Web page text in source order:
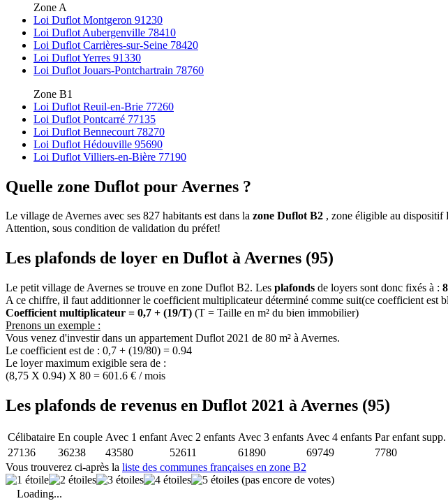
Zone A
Loi Duflot Montgeron 91230
Loi Duflot Aubergenville 78410
Loi Duflot Carrières-sur-Seine 78420
Loi Duflot Yerres 91330
Loi Duflot Jouars-Pontchartrain 78760
Zone B1
Loi Duflot Reuil-en-Brie 77260
Loi Duflot Pontcarré 77135
Loi Duflot Bennecourt 78270
Loi Duflot Hédouville 95690
Loi Duflot Villiers-en-Bière 77190
Quelle zone Duflot pour Avernes ?
Le village de Avernes avec ses 827 habitants est dans la zone Duflot B2 , zone éligible au dispositif
Attention, sous condition de validation du préfet!
Les plafonds de loyer en Duflot à Avernes (95)
Le petit village de Avernes se trouve en zone Duflot B2. Les plafonds de loyers sont donc fixés à :
A ce chiffre, il faut additionner le coefficient multiplicateur déterminé comme suit(ce coefficient est
Coefficient multiplicateur = 0,7 + (19/T) (T = Taille en m² du bien immobilier)
Prenons un exemple :
Vous venez d'investir dans un appartement Duflot 2021 de 80 m² à Avernes.
Le coefficient est de : 0,7 + (19/80) = 0.94
Le loyer maximum exigible sera de :
(8,75 X 0.94) X 80 = 601.6 € / mois
Les plafonds de revenus en Duflot 2021 à Avernes (95)
Célibataire En couple Avec 1 enfant Avec 2 enfants Avec 3 enfants Avec 4 enfants Par enfant supp.
27136
36238 43580 52611 61890 69749
7780
Vous trouverez ci-après la liste des communes françaises en zone B2
(pas encore de votes)
Loading...